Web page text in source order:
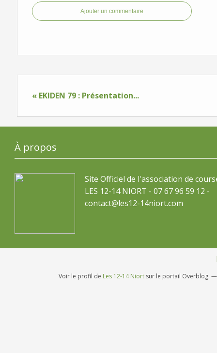
Ajouter un commentaire
« EKIDEN 79 : Présentation...
À propos
Site Officiel de l'association de
LES 12-14 NIORT - 07 67 96 59 12 -
contact@les12-14niort.com
Voir le profil de Les 12-14 Niort sur le portail Overblog